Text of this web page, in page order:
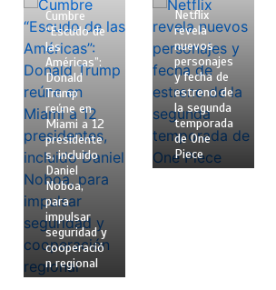
Cumbre
“Escudo de
las
Américas”:
Donald
Trump
reúne en
Miami a 12
presidente
s, incluido
Daniel
Noboa,
para
impulsar
seguridad y
cooperació
n regional
Netflix
revela
nuevos
personajes
y fecha de
estreno de
la segunda
temporada
de One
Piece